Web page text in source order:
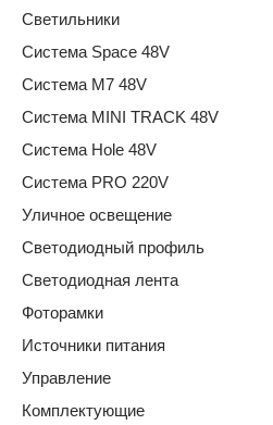
Светильники
Система Space 48V
Система M7 48V
Система MINI TRACK 48V
Система Hole 48V
Система PRO 220V
Уличное освещение
Светодиодный профиль
Светодиодная лента
Фоторамки
Источники питания
Управление
Комплектующие